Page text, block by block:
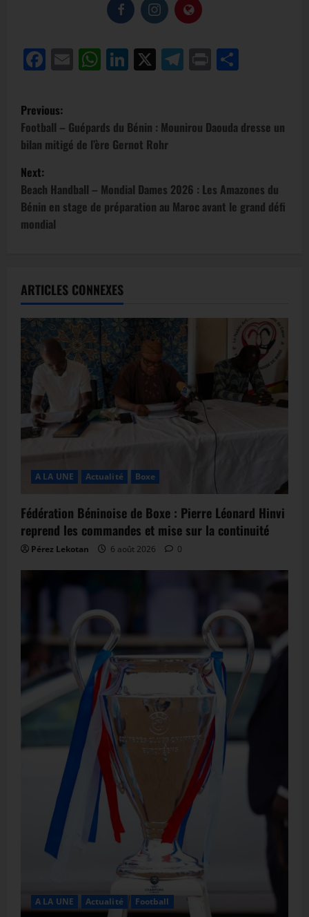
Facebook
EmailWhatsApp
LinkedIn
X Telegram
Print
Previous:
Football – Guépards du Bénin : Mounirou Daouda dresse un
bilan mitigé de l’ère Gernot Rohr
Next:
Beach Handball – Mondial Dames 2026 : Les Amazones du
Bénin en stage de préparation au Maroc avant le grand défi
mondial
ARTICLES CONNEXES
A LA UNE Actualité Boxe
Fédération Béninoise de Boxe : Pierre Léonard Hinvi
reprend les commandes et mise sur la continuité
Pérez Lekotan 6 août 2026 0
A LA UNE Actualité Football